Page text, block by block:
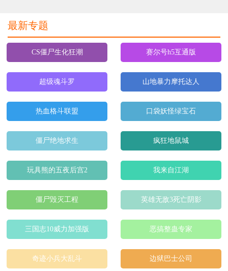
最新专题
CS僵尸生化狂潮 赛尔号h5互通版
超级魂斗罗 山地暴力摩托达人
热血格斗联盟 口袋妖怪绿宝石
僵尸绝地求生 疯狂地鼠城
玩具熊的五夜后宫2 我来自江湖
僵尸毁灭工程 英雄无敌3死亡阴影
三国志10威力加强版 恶搞整蛊专家
奇迹小兵大乱斗 边狱巴士公司